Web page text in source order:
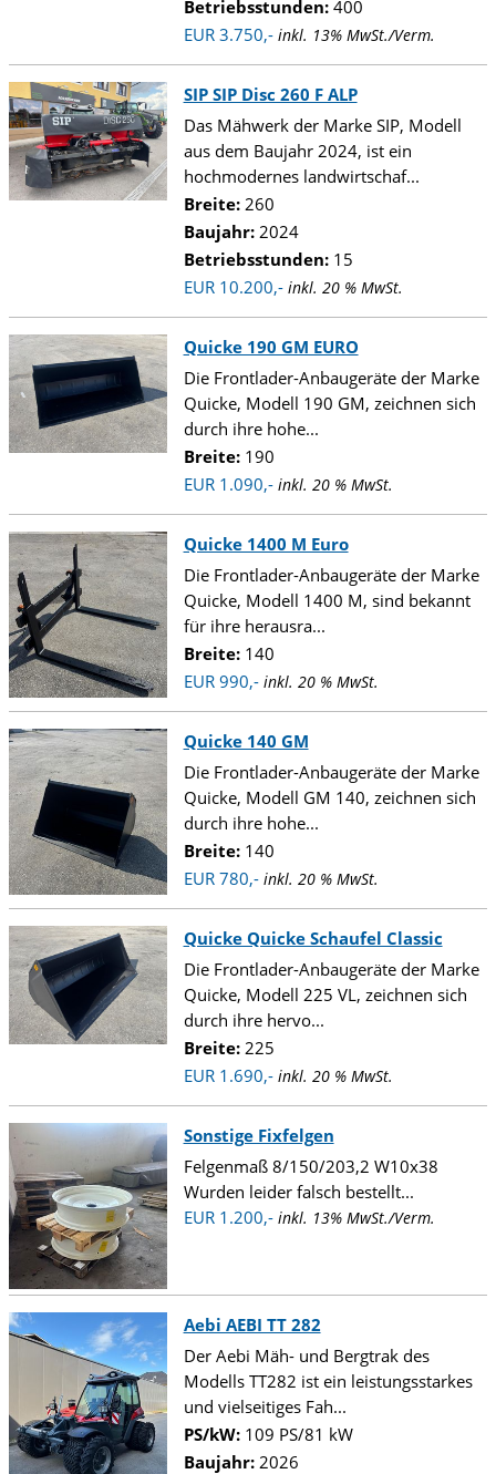
Betriebsstunden:400
EUR 3.750,- inkl. 13% MwSt./Verm.
SIP SIP Disc 260 F ALP
Das Mähwerk der Marke SIP, Modell
aus dem Baujahr 2024, ist ein
hochmodernes landwirtschaf...
Breite:260
Baujahr:2024
Betriebsstunden:15
EUR 10.200,- inkl. 20 % MwSt.
Quicke 190 GM EURO
Die Frontlader-Anbaugeräte der Marke
Quicke, Modell 190 GM, zeichnen sich
durch ihre hohe...
Breite:190
EUR 1.090,- inkl. 20 % MwSt.
Quicke 1400 M Euro
Die Frontlader-Anbaugeräte der Marke
Quicke, Modell 1400 M, sind bekannt
für ihre herausra...
Breite:140
EUR 990,- inkl. 20 % MwSt.
Quicke 140 GM
Die Frontlader-Anbaugeräte der Marke
Quicke, Modell GM 140, zeichnen sich
durch ihre hohe...
Breite:140
EUR 780,- inkl. 20 % MwSt.
Quicke Quicke Schaufel Classic
Die Frontlader-Anbaugeräte der Marke
Quicke, Modell 225 VL, zeichnen sich
durch ihre hervo...
Breite:225
EUR 1.690,- inkl. 20 % MwSt.
Sonstige Fixfelgen
Felgenmaß 8/150/203,2 W10x38
Wurden leider falsch bestellt...
EUR 1.200,- inkl. 13% MwSt./Verm.
Aebi AEBI TT 282
Der Aebi Mäh- und Bergtrak des
Modells TT282 ist ein leistungsstarkes
und vielseitiges Fah...
PS/kW:109 PS/81 kW
Baujahr:2026